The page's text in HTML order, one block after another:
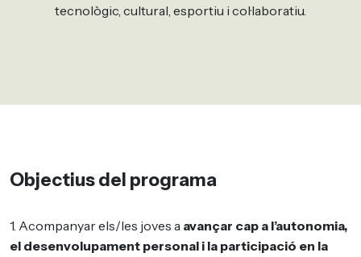
tecnològic, cultural, esportiu i col·laboratiu.
Objectius del programa
1. Acompanyar els/les joves a avançar cap a l’autonomia,
el desenvolupament personal i la participació en la